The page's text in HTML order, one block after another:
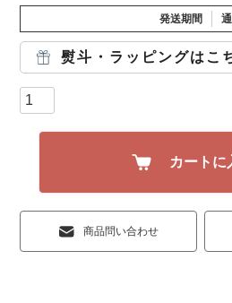
発送期間
熨斗・ラッピングはこ
カートに
商品問い合わせ